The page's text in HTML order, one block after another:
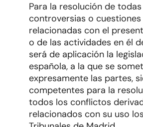
Para la resolución de todas
controversias o cuestiones
relacionadas con el
o de las actividades en él
será de aplicación la
española, a la que se
expresamente las partes,
competentes para la
todos los conflictos
relacionados con su uso